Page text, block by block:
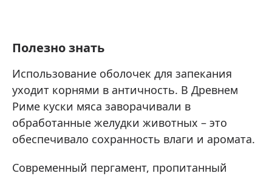
Полезно знать
Использование оболочек для запекания
уходит корнями в античность. В Древнем
Риме куски мяса заворачивали в
обработанные желудки животных – это
обеспечивало сохранность влаги и аромата.
Современный пергамент, пропитанный